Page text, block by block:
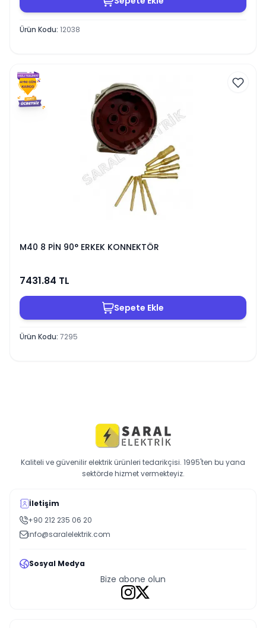
Ürün Kodu: 12038
M40 8 PİN 90° ERKEK KONNEKTÖR
7431.84 TL
Sepete Ekle
Ürün Kodu: 7295
Kaliteli ve güvenilir elektrik ürünleri tedarikçisi. 1995'ten bu yana
sektörde hizmet vermekteyiz.
İletişim
+90 212 235 06 20
info@saralelektrik.com
Sosyal Medya
Bize abone olun